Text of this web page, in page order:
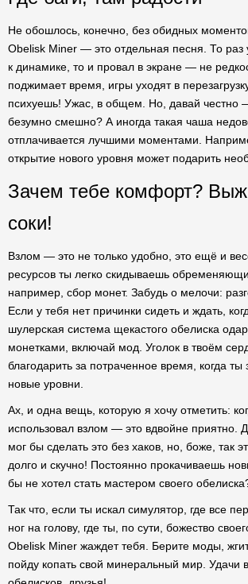
Не обошлось, конечно, без обидных
Obelisk Miner — это отдельная песня. То раз
к динамике, то и провал в экране — не
поджимает время, игры уходят в
психуешь! Ужас, в общем. Но, давай честно
безумно смешно? А иногда такая чаша
отплачивается лучшими моментами.
открытие нового уровня может подарить
Зачем тебе комфорт?
соки!
Взлом — это не только удобно, это ещё и
ресурсов ты легко скидываешь
например, сбор монет. Забудь о мелочи:
Если у тебя нет причинки сидеть и ждать,
шулерская система щекастого обелиска
монетками, включай мод. Уголок в твоём
благодарить за потраченное время, когда ты
новые уровни.
Ах, и одна вещь, которую я хочу отметить:
использовал взлом — это вдвойне приятно.
мог бы сделать это без хаков, но, боже, так
долго и скучно! Постоянно прокачиваешь
бы не хотел стать мастером своего
Так что, если ты искал симулятор, где все
ног на голову, где ты, по сути, божество
Obelisk Miner жаждет тебя. Берите моды,
пойду копать свой минеральный мир. Удачи